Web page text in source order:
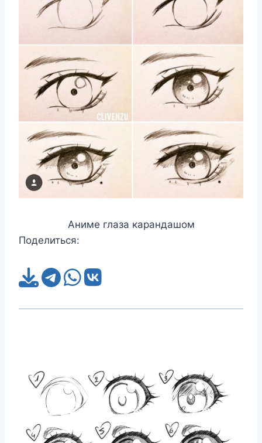
Аниме глаза карандашом
Поделиться: